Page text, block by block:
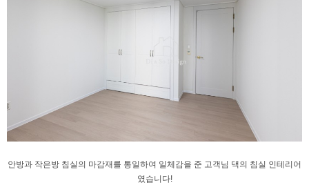
안방과 작은방 침실의 마감재를 통일하여 일체감을 준 고객님 댁의 침실 인테리어
였습니다!